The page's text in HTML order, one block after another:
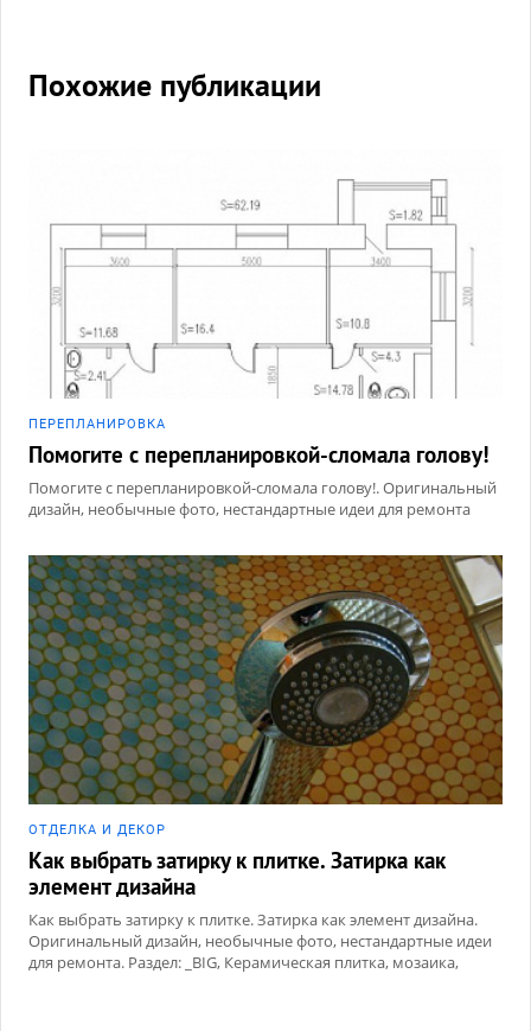
Похожие публикации
ПЕРЕПЛАНИРОВКА
Помогите с перепланировкой-сломала голову!
Помогите с перепланировкой-сломала голову!. Оригинальный
дизайн, необычные фото, нестандартные идеи для ремонта
ОТДЕЛКА И ДЕКОР
Как выбрать затирку к плитке. Затирка как
элемент дизайна
Как выбрать затирку к плитке. Затирка как элемент дизайна.
Оригинальный дизайн, необычные фото, нестандартные идеи
для ремонта. Раздел: _BIG, Керамическая плитка, мозаика,